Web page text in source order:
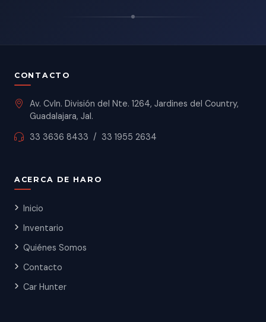
CONTACTO
Av. Cvln. División del Nte. 1264, Jardines del Country,
Guadalajara, Jal.
33 3636 8433 / 33 1955 2634
ACERCA DE HARO
Inicio
Inventario
Quiénes Somos
Contacto
Car Hunter